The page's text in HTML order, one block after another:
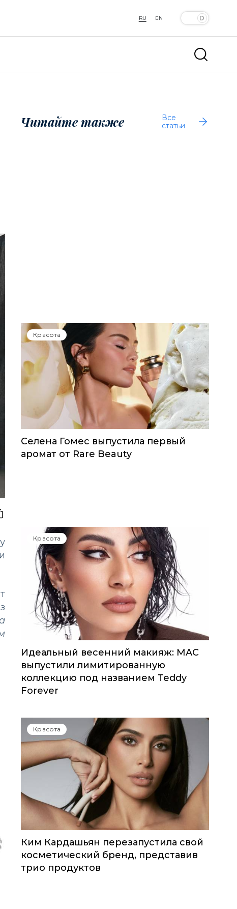
RU EN
Читайте также
Все
статьи
Красота
Селена Гомес выпустила первый
аромат от Rare Beauty
Красота
Идеальный весенний макияж: MAC
выпустили лимитированную
коллекцию под названием Teddy
Forever
Красота
Ким Кардашьян перезапустила свой
косметический бренд, представив
трио продуктов